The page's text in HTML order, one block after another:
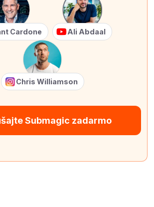
Cardone Ali Abdaal
Chris Williamson
Submagic zadarmo